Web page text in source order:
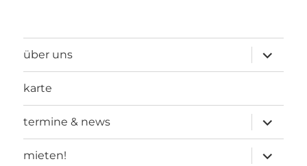
über uns
öffnen
karte
termine & news
öffnen
mieten!
öffnen